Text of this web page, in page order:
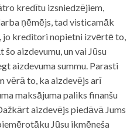
kredītu izsniedzējiem,
ņēmējs, tad visticamāk
jo kreditori nopietni izvērtē to,
aizdevumu, un vai Jūsu
aizdevuma summu. Parasti
vērā to, ka aizdevējs arī
maksājuma paliks finanšu
aizdevējs piedāvā Jums
Jūsu ikmēneša